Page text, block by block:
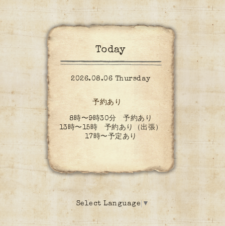
Today
2026.08.06 Thursday
予約あり
8時〜9時30分 予約あり
13時〜15時 予約あり（出張）
17時〜予定あり
Select Language ▼